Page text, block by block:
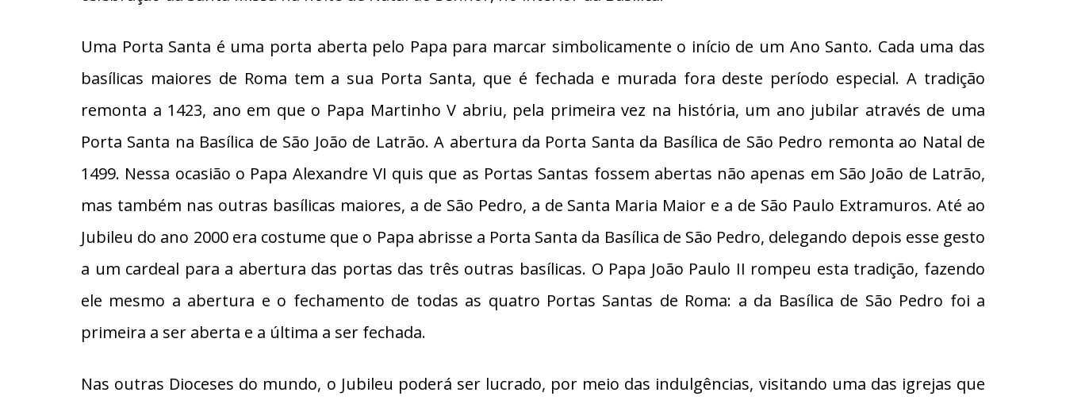
Uma Porta Santa é uma porta aberta pelo Papa para marcar simbolicamente o início de um Ano Santo. Cada uma das
basílicas maiores de Roma tem a sua Porta Santa, que é fechada e murada fora deste período especial. A tradição
remonta a 1423, ano em que o Papa Martinho V abriu, pela primeira vez na história, um ano jubilar através de uma
Porta Santa na Basílica de São João de Latrão. A abertura da Porta Santa da Basílica de São Pedro remonta ao Natal de
1499. Nessa ocasião o Papa Alexandre VI quis que as Portas Santas fossem abertas não apenas em São João de Latrão,
mas também nas outras basílicas maiores, a de São Pedro, a de Santa Maria Maior e a de São Paulo Extramuros. Até ao
Jubileu do ano 2000 era costume que o Papa abrisse a Porta Santa da Basílica de São Pedro, delegando depois esse gesto
a um cardeal para a abertura das portas das três outras basílicas. O Papa João Paulo II rompeu esta tradição, fazendo
ele mesmo a abertura e o fechamento de todas as quatro Portas Santas de Roma: a da Basílica de São Pedro foi a
primeira a ser aberta e a última a ser fechada.
Nas outras Dioceses do mundo, o Jubileu poderá ser lucrado, por meio das indulgências, visitando uma das igrejas que